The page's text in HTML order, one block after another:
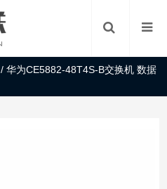
/华为CE5882-48T4S-B交换机 数据